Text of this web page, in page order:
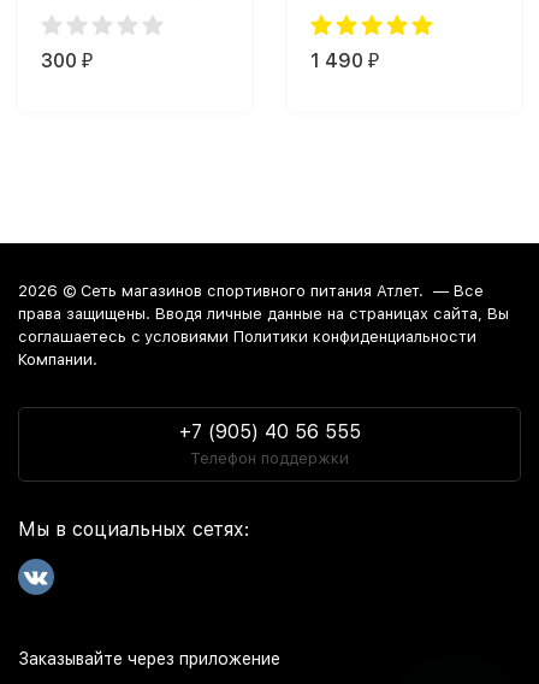
длинная 7 отделений
300 ₽ 1 490 ₽
2026 © Сеть магазинов спортивного питания Атлет. — Все
права защищены. Вводя личные данные на страницах сайта, Вы
соглашаетесь c условиями Политики конфиденциальности
Компании.
+7 (905) 40 56 555
Телефон поддержки
Мы в социальных сетях:
Заказывайте через приложение